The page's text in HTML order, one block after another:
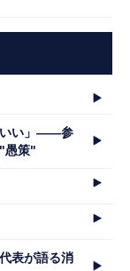
いい」――参
愚策"
表が語る消